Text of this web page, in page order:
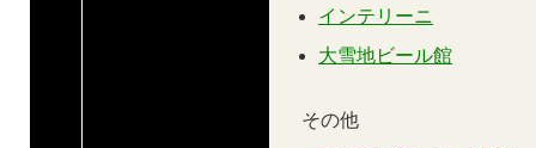
インテリーニ
大雪地ビール館
その他